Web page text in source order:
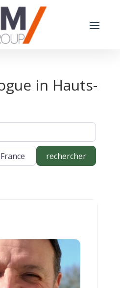
in Hauts-
rechercher